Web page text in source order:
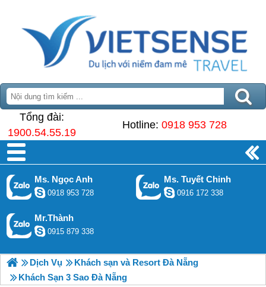
Tổng đài:
1900.54.55.19
Hotline: 0918 953 728
Ms. Ngọc Anh
0918 953 728
Ms. Tuyết Chinh
0916 172 338
Mr.Thành
0915 879 338
Dịch Vụ
Khách sạn và Resort Đà Nẵng
Khách Sạn 3 Sao Đà Nẵng